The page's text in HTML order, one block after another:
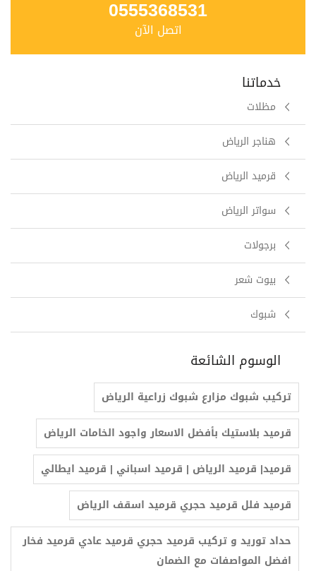
0555368531
اتصل الآن
خدماتنا
مظلات
هناجر الرياض
قرميد الرياض
سواتر الرياض
برجولات
بيوت شعر
شبوك
الوسوم الشائعة
تركيب شبوك مزارع شبوك زراعية الرياض
قرميد بلاستيك بأفضل الاسعار واجود الخامات الرياض
‫قرميد| قرميد الرياض | قرميد اسباني | قرميد ايطالي
قرميد فلل قرميد حجري قرميد اسقف الرياض
حداد توريد و تركيب قرميد حجري قرميد عادي قرميد فخار
افضل المواصفات مع الضمان